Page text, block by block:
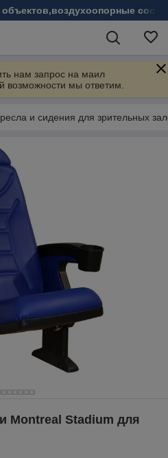
нам запрос на маил
возможности мы ответим.
и сидения для зрительных
Montreal Stadium для